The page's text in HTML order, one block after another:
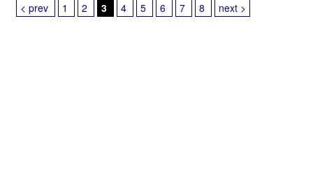
< prev 1 2 3 4 5 6 7 8 next >